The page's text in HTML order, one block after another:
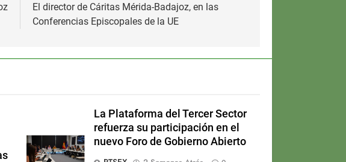
El director de Cáritas Mérida-Badajoz, en las
Conferencias Episcopales de la UE
La Plataforma del Tercer Sector
refuerza su participación en el
nuevo Foro de Gobierno Abierto